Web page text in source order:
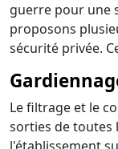
guerre pour une
proposons
sécurité privée.
Le filtrage et le
sorties de toutes